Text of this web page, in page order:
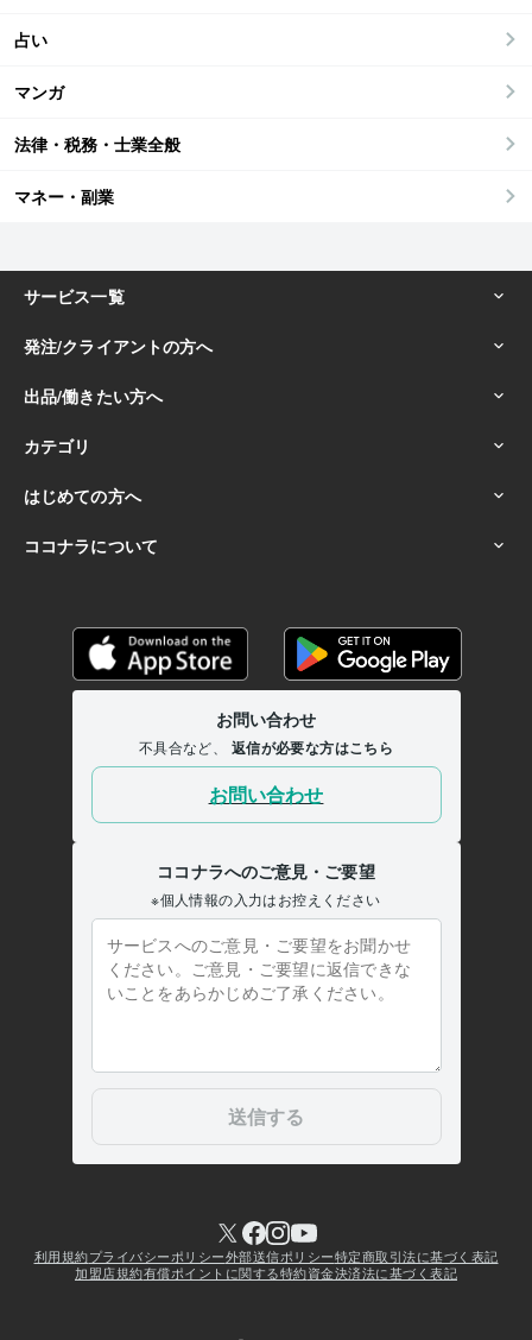
占い
マンガ
法律・税務・士業全般
マネー・副業